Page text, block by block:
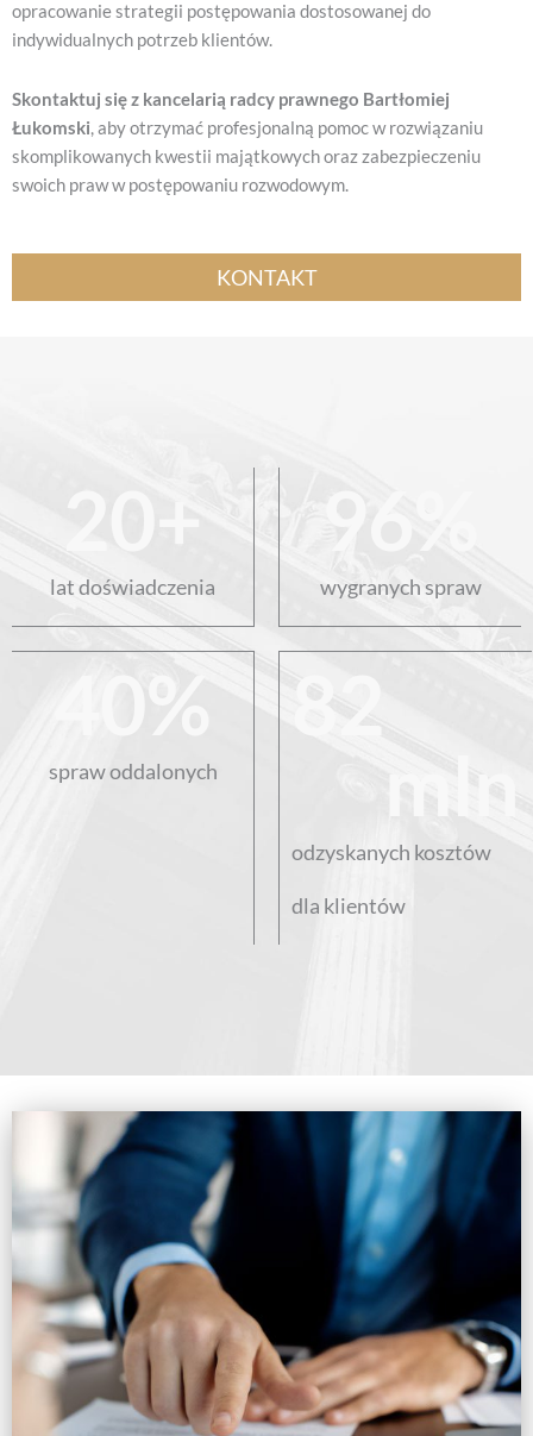
opracowanie strategii postępowania dostosowanej do
indywidualnych potrzeb klientów.
Skontaktuj się z kancelarią radcy prawnego Bartłomiej
Łukomski, aby otrzymać profesjonalną pomoc w rozwiązaniu
skomplikowanych kwestii majątkowych oraz zabezpieczeniu
swoich praw w postępowaniu rozwodowym.
KONTAKT
lat doświadczenia wygranych spraw
spraw oddalonych
odzyskanych kosztów
dla klientów
82